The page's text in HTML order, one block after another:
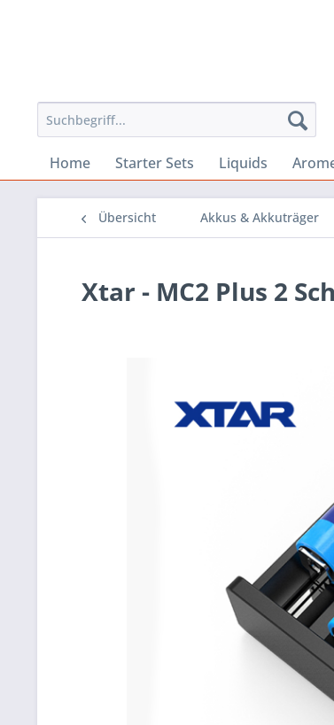
Home Starter Sets Liquids
Übersicht Akkus & Akkuträger
Xtar - MC2 Plus 2